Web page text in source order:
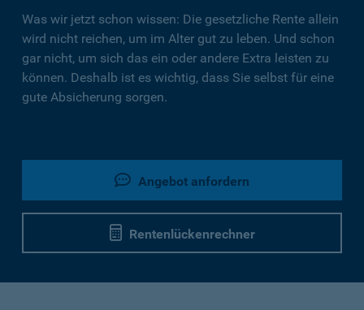
Was wir jetzt schon wissen: Die gesetzliche Rente allein
wird nicht reichen, um im Alter gut zu leben. Und schon
gar nicht, um sich das ein oder andere Extra leisten zu
können. Deshalb ist es wichtig, dass Sie selbst für eine
gute Absicherung sorgen.
Angebot anfordern
Rentenlückenrechner